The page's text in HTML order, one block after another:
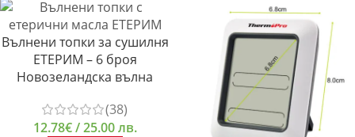
Вълнени топки за сушилня
ЕТЕРИМ – 6 броя
Новозеландска вълна
(38)
12.78€/ 25.00 лв.